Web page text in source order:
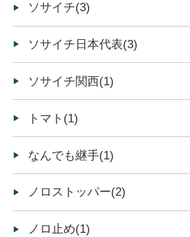
ソサイチ(3)
ソサイチ日本代表(3)
ソサイチ関西(1)
トマト(1)
なんでも継手(1)
ノロストッパー(2)
ノロ止め(1)